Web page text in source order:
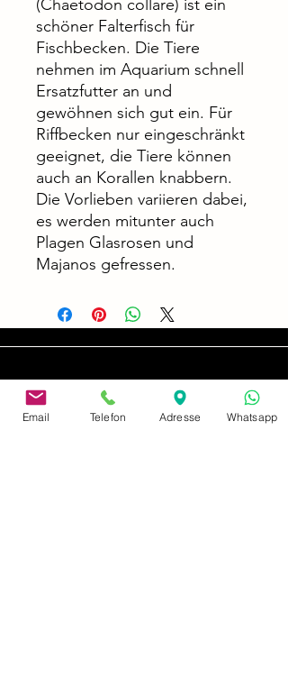
(Chaetodon collare) ist ein
schöner Falterfisch für
Fischbecken. Die Tiere
nehmen im Aquarium schnell
Ersatzfutter an und
gewöhnen sich gut ein. Für
Riffbecken nur eingeschränkt
geeignet, die Tiere können
auch an Korallen knabbern.
Die Vorlieben variieren dabei,
es werden mitunter auch
Plagen Glasrosen und
Majanos gefressen.
Email Telefon Adresse Whatsapp